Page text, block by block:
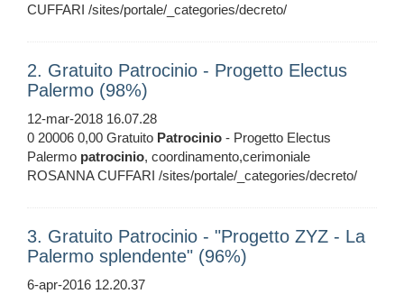
CUFFARI /sites/portale/_categories/decreto/
2. Gratuito Patrocinio - Progetto Electus
Palermo (98%)
12-mar-2018 16.07.28
0 20006 0,00 Gratuito Patrocinio - Progetto Electus
Palermo patrocinio, coordinamento,cerimoniale
ROSANNA CUFFARI /sites/portale/_categories/decreto/
3. Gratuito Patrocinio - "Progetto ZYZ - La
Palermo splendente" (96%)
6-apr-2016 12.20.37